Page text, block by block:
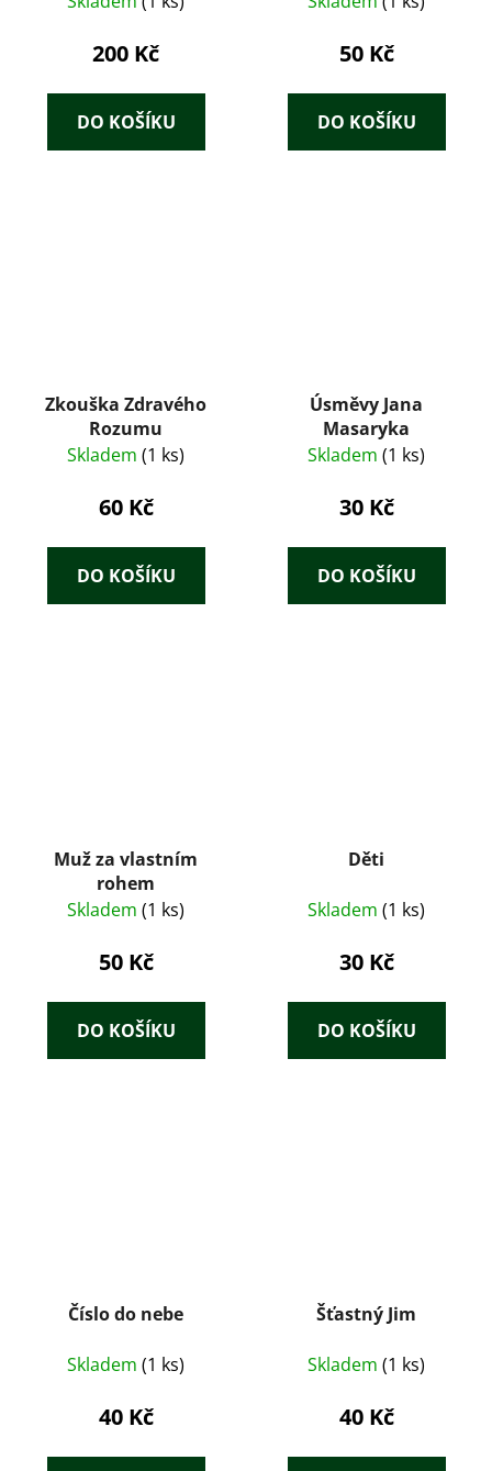
Heinrich Hoffmann
200 Kč
DO KOŠÍKU
50 Kč
DO KOŠÍKU
Zkouška Zdravého
Rozumu
Skladem (1 ks)
60 Kč
DO KOŠÍKU
Úsměvy Jana
Masaryka
Skladem (1 ks)
30 Kč
DO KOŠÍKU
Muž za vlastním
rohem
Skladem (1 ks)
50 Kč
DO KOŠÍKU
Děti
Skladem (1 ks)
30 Kč
DO KOŠÍKU
Číslo do nebe
Skladem (1 ks)
40 Kč
Šťastný Jim
Skladem (1 ks)
40 Kč